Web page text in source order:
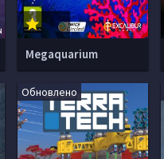
Megaquarium
Обновлено